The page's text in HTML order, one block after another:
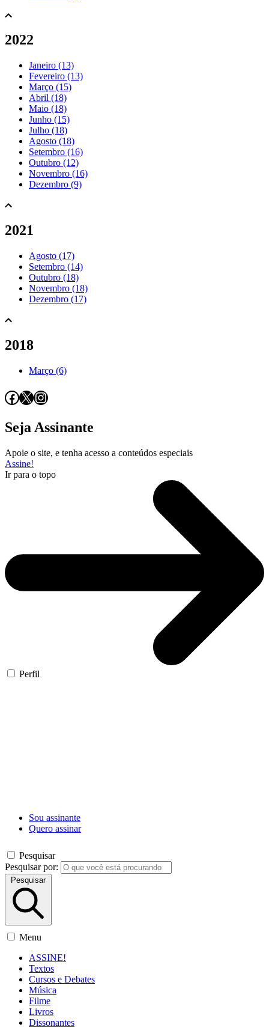
2022
Janeiro (13)
Fevereiro (13)
Março (15)
Abril (18)
Maio (18)
Junho (15)
Julho (18)
Agosto (18)
Setembro (16)
Outubro (12)
Novembro (16)
Dezembro (9)
2021
Agosto (17)
Setembro (14)
Outubro (18)
Novembro (18)
Dezembro (17)
2018
Março (6)
Facebook
X Instagram
Seja Assinante
Apoie o site, e tenha acesso a conteúdos especiais
Assine!
Ir para o topo
Perfil
Sou assinante
Quero assinar
Pesquisar
Pesquisar por:
Pesquisar
Menu
ASSINE!
Textos
Cursos e Debates
Música
Filme
Livros
Dissonantes